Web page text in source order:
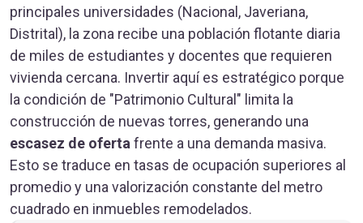
principales universidades (Nacional, Javeriana,
Distrital), la zona recibe una población flotante diaria
de miles de estudiantes y docentes que requieren
vivienda cercana. Invertir aquí es estratégico porque
la condición de "Patrimonio Cultural" limita la
construcción de nuevas torres, generando una
escasez de ofertafrente a una demanda masiva.
Esto se traduce en tasas de ocupación superiores al
promedio y una valorización constante del metro
cuadrado en inmuebles remodelados.